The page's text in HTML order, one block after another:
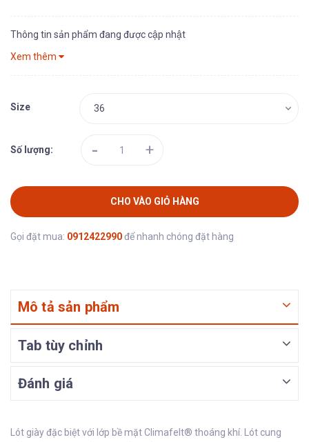
Thông tin sản phẩm đang được cập nhật
Xem thêm
Size
Số lượng: - +
CHO VÀO GIỎ HÀNG
Gọi đặt mua: 0912422990để nhanh chóng đặt hàng
Mô tả sản phẩm
Tab tùy chỉnh
Đánh giá
Lót giày đặc biệt với lớp bề mặt Climafelt® thoáng khí. Lót cung